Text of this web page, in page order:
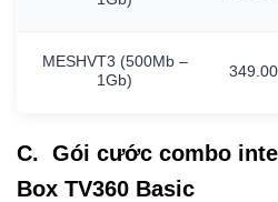
MESHVT3 (500Mb –
1Gb)
C. Gói cước combo
Box TV360 Basic